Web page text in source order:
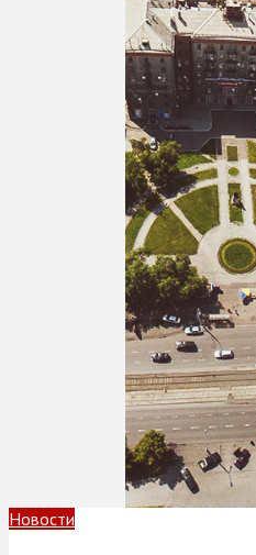
Новости